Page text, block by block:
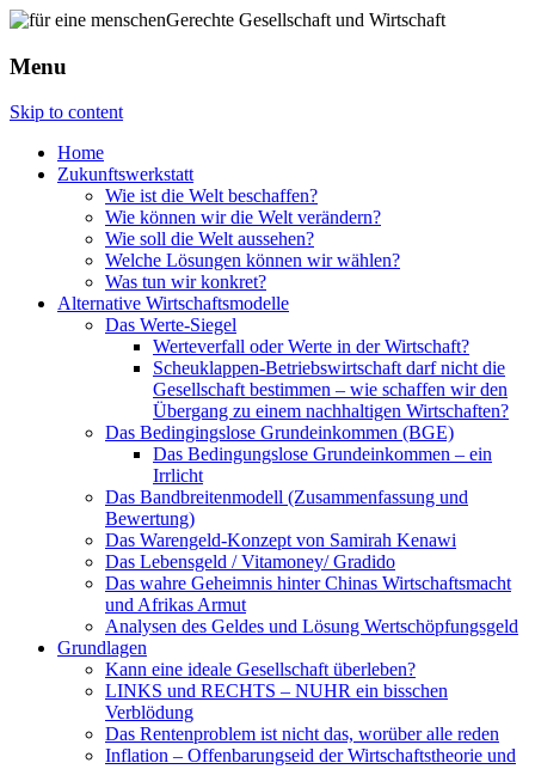
Menu
Skip to content
Home
Zukunftswerkstatt
Wie ist die Welt beschaffen?
Wie können wir die Welt verändern?
Wie soll die Welt aussehen?
Welche Lösungen können wir wählen?
Was tun wir konkret?
Alternative Wirtschaftsmodelle
Das Werte-Siegel
Werteverfall oder Werte in der Wirtschaft?
Scheuklappen-Betriebswirtschaft darf nicht die
Gesellschaft bestimmen – wie schaffen wir den
Übergang zu einem nachhaltigen Wirtschaften?
Das Bedingingslose Grundeinkommen (BGE)
Das Bedingungslose Grundeinkommen – ein
Irrlicht
Das Bandbreitenmodell (Zusammenfassung und
Bewertung)
Das Warengeld-Konzept von Samirah Kenawi
Das Lebensgeld / Vitamoney/ Gradido
Das wahre Geheimnis hinter Chinas Wirtschaftsmacht
und Afrikas Armut
Analysen des Geldes und Lösung Wertschöpfungsgeld
Grundlagen
Kann eine ideale Gesellschaft überleben?
LINKS und RECHTS – NUHR ein bisschen
Verblödung
Das Rentenproblem ist nicht das, worüber alle reden
Inflation – Offenbarungseid der Wirtschaftstheorie und